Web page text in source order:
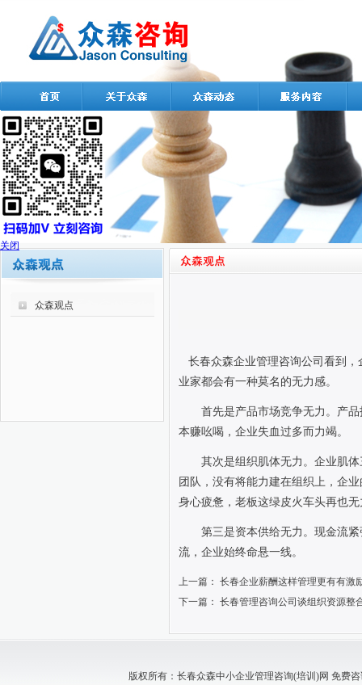
众森观点
长春众森企业管理咨询公司看到
业家都会有一种莫名的无力感。
首先是产品市场竞争无力。产
本赚吆喝，企业失血过多而力竭。
其次是组织肌体无力。企业肌
团队，没有将能力建在组织上，企
身心疲惫，老板这绿皮火车头再也
第三是资本供给无力。现金流
流，企业始终命悬一线。
上一篇： 长春企业薪酬这样管理更有有激
下一篇： 长春管理咨询公司谈组织资源整
版权所有：长春众森中小企业管理咨询(培训)网 免费咨
关闭